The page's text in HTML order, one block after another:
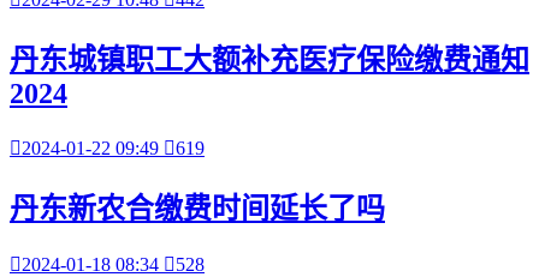
丹东城镇职工大额补充医疗保险缴费通知
2024
2024-01-22 09:49 619
丹东新农合缴费时间延长了吗
2024-01-18 08:34 528